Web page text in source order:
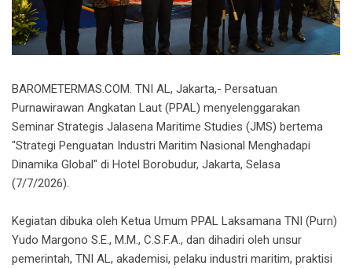
BAROMETERMAS.COM. TNI AL, Jakarta,- Persatuan
Purnawirawan Angkatan Laut (PPAL) menyelenggarakan
Seminar Strategis Jalasena Maritime Studies (JMS) bertema
"Strategi Penguatan Industri Maritim Nasional Menghadapi
Dinamika Global" di Hotel Borobudur, Jakarta, Selasa
(7/7/2026).
Kegiatan dibuka oleh Ketua Umum PPAL Laksamana TNI (Purn)
Yudo Margono S.E., M.M., C.S.F.A., dan dihadiri oleh unsur
pemerintah, TNI AL, akademisi, pelaku industri maritim, praktisi